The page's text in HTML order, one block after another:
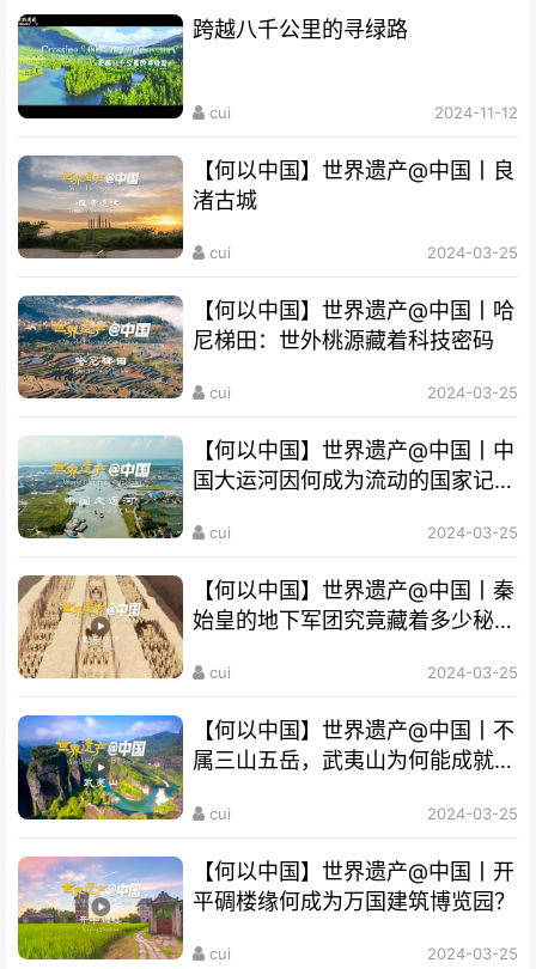
跨越八千公里的寻绿路
cui 2024-11-12
【何以中国】世界遗产@中国丨良
渚古城
cui 2024-03-25
【何以中国】世界遗产@中国丨哈
尼梯田：世外桃源藏着科技密码
cui 2024-03-25
【何以中国】世界遗产@中国丨中
国大运河因何成为流动的国家记
cui 2024-03-25
【何以中国】世界遗产@中国丨秦
始皇的地下军团究竟藏着多少秘
cui 2024-03-25
【何以中国】世界遗产@中国丨不
属三山五岳，武夷山为何能成就
cui 2024-03-25
【何以中国】世界遗产@中国丨开
平碉楼缘何成为万国建筑博览园？
cui 2024-03-25